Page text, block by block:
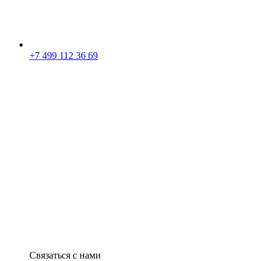
+7 499 112 36 69
Связаться с нами